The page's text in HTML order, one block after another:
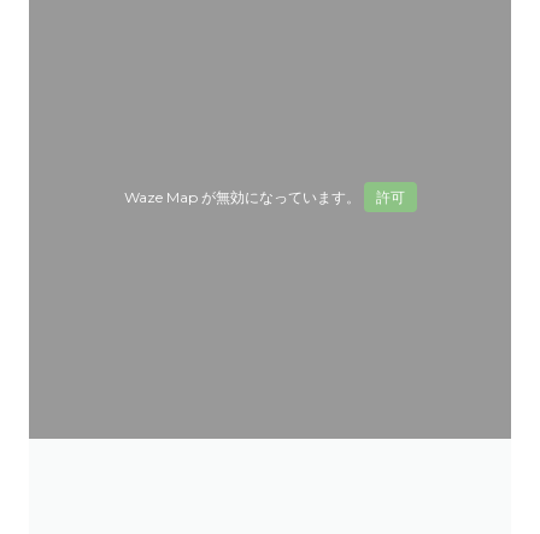
Waze Map が無効になっています。 許可